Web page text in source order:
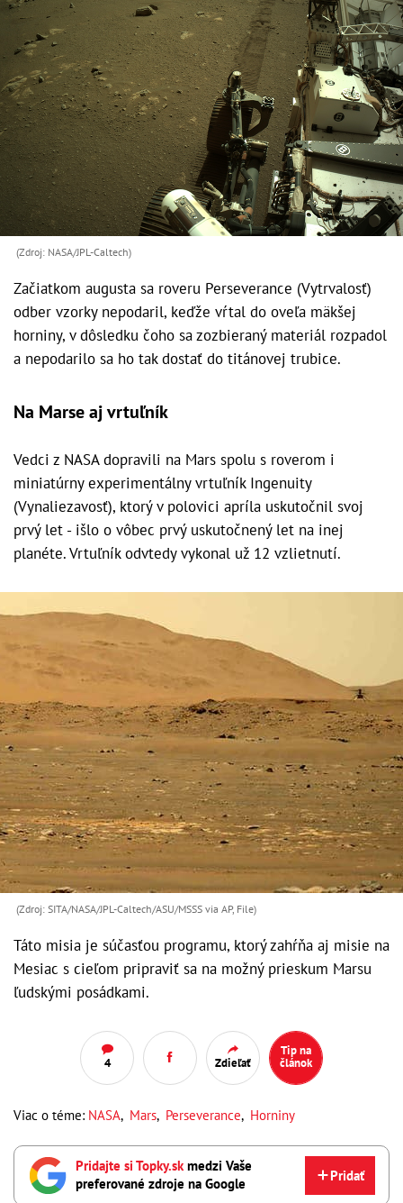
(Zdroj: NASA/JPL-Caltech)
Začiatkom augusta sa roveru Perseverance (Vytrvalosť)
odber vzorky nepodaril, keďže vŕtal do oveľa mäkšej
horniny, v dôsledku čoho sa zozbieraný materiál rozpadol
a nepodarilo sa ho tak dostať do titánovej trubice.
Na Marse aj vrtuľník
Vedci z NASA dopravili na Mars spolu s roverom i
miniatúrny experimentálny vrtuľník Ingenuity
(Vynaliezavosť), ktorý v polovici apríla uskutočnil svoj
prvý let - išlo o vôbec prvý uskutočnený let na inej
planéte. Vrtuľník odvtedy vykonal už 12 vzlietnutí.
(Zdroj: SITA/NASA/JPL-Caltech/ASU/MSSS via AP, File)
Táto misia je súčasťou programu, ktorý zahŕňa aj misie na
Mesiac s cieľom pripraviť sa na možný prieskum Marsu
ľudskými posádkami.
4 Zdieľať
Tip na
článok
Viac o téme: NASA, Mars, Perseverance, Horniny
Pridajte si Topky.skmedzi Vaše
preferované zdroje na Google
Pridať